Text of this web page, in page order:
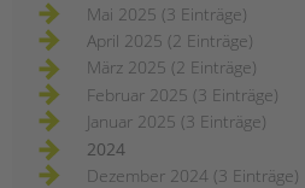
Mai 2025 (3 Einträge)
April 2025 (2 Einträge)
März 2025 (2 Einträge)
Februar 2025 (3 Einträge)
Januar 2025 (3 Einträge)
2024
Dezember 2024 (3 Einträge)